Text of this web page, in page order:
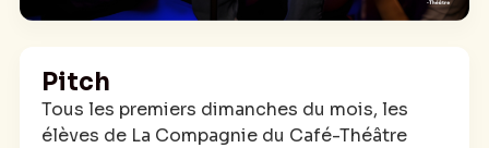
Pitch
Tous les premiers dimanches du mois, les
élèves de La Compagnie du Café-Théâtre